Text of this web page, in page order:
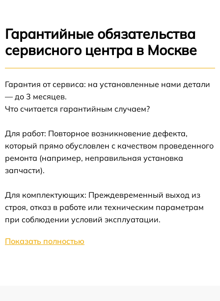
Гарантийные обязательства
сервисного центра в Москве
Гарантия от сервиса: на установленные нами детали
— до 3 месяцев.
Что считается гарантийным случаем?
Для работ: Повторное возникновение дефекта,
который прямо обусловлен с качеством проведенного
ремонта (например, неправильная установка
запчасти).
Для комплектующих: Преждевременный выход из
строя, отказ в работе или техническим параметрам
при соблюдении условий эксплуатации.
Показать полностью